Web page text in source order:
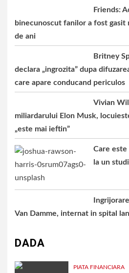
Friends:
binecunoscut fanilor a fost gasit
de ani
Britney
declara „ingrozita” dupa
care apare conducand periculos
Vivian
miliardarului Elon Musk,
„este mai ieftin”
Care este
la un
Van Damme, internat in spital
DADA
PIATA FINANCIARA